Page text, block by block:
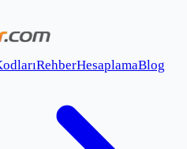
RehberHesaplamaBlog